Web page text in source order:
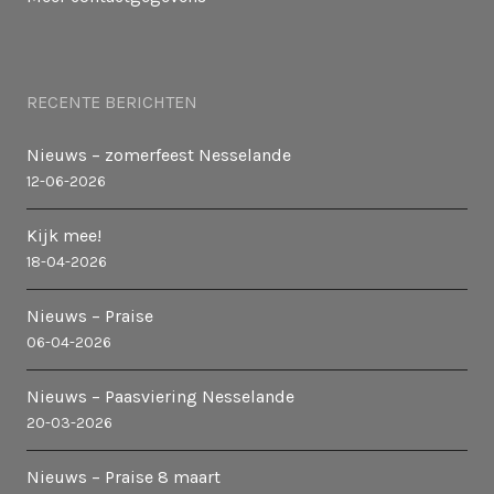
RECENTE BERICHTEN
Nieuws – zomerfeest Nesselande
12-06-2026
Kijk mee!
18-04-2026
Nieuws – Praise
06-04-2026
Nieuws – Paasviering Nesselande
20-03-2026
Nieuws – Praise 8 maart